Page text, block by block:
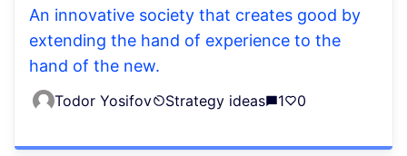
An innovative society that creates good by
extending the hand of experience to the
hand of the new.
Todor Yosifov Strategy ideas 1 0